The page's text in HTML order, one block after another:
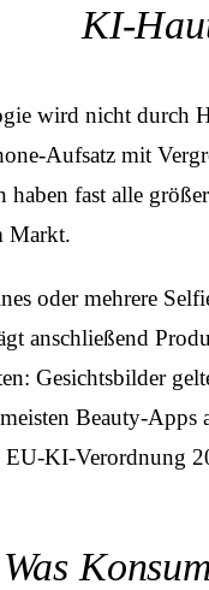
KI-
wird nicht durch
Aufsatz mit
haben fast alle
Markt.
oder mehrere
anschließend
Gesichtsbilder
Beauty-Apps
KI-Verordnung
Was